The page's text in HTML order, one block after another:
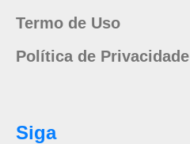
Termo de Uso
Política de Privacidade
Siga